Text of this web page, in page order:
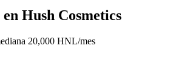
Hush Cosmetics
20,000 HNL/mes